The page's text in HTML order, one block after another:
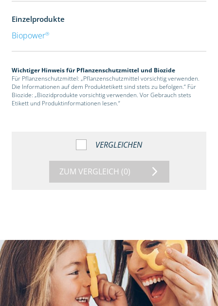
Einzelprodukte
Biopower®
Wichtiger Hinweis für Pflanzenschutzmittel und Biozide
Für Pflanzenschutzmittel: „Pflanzenschutzmittel vorsichtig verwenden.
Die Informationen auf dem Produktetikett sind stets zu befolgen.“ Für
Biozide: „Biozidprodukte vorsichtig verwenden. Vor Gebrauch stets
Etikett und Produktinformationen lesen.“
VERGLEICHEN
ZUM VERGLEICH (0)